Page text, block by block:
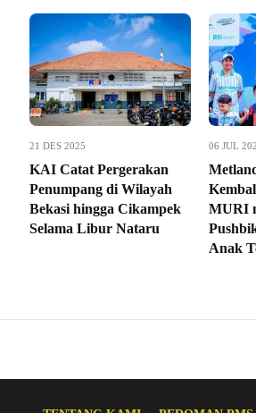
21 DES 2025
KAI Catat Pergerakan
Penumpang di Wilayah
Bekasi hingga Cikampek
Selama Libur Nataru
06 JUL
MURI
Anak